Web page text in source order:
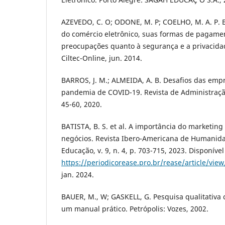
AZEVEDO, C. O; ODONE, M. P; COELHO, M. A.
do comércio eletrônico, suas formas de
preocupações quanto à segurança e a
Ciltec-Online, jun. 2014.
BARROS, J. M.; ALMEIDA, A. B. Desafios das
pandemia de COVID-19. Revista de
45-60, 2020.
BATISTA, B. S. et al. A importância do
negócios. Revista Ibero-Americana de
Educação, v. 9, n. 4, p. 703-715, 2023.
https://periodicorease.pro.br/rease/article/
jan. 2024.
BAUER, M., W; GASKELL, G. Pesquisa
um manual prático. Petrópolis: Vozes, 2002.